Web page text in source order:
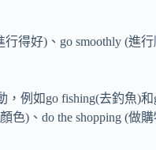
得好)、go smoothly (進
，例如go fishing(去釣魚)和
色)、do the shopping (做